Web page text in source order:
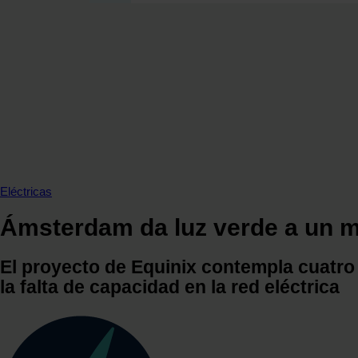
MOVILIDAD
ALMACENAMIENTO
STARTUPS & INNOVACIÓN
TECH
Eléctricas
Ámsterdam da luz verde a un
El proyecto de Equinix contempla
la falta de capacidad en la red eléctrica